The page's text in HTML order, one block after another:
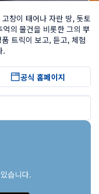
창이 태어나 자란 땅, 돗토
의 물건을 비롯한 그의 뿌
트릭이 보고, 듣고, 체험
.
공식 홈페이지
습니다.